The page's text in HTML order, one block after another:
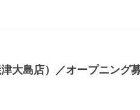
大島店）／オープニング